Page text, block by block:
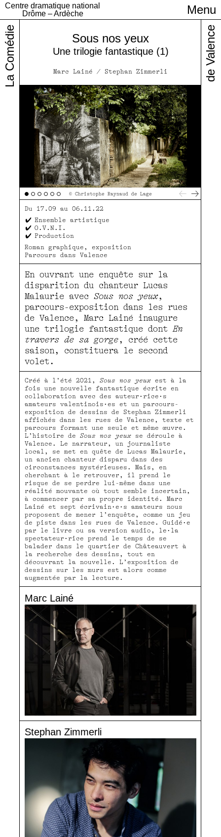
Centre dramatique national
Drôme – Ardèche
Menu
Infos pratiques
Sous nos yeux
Une trilogie fantastique (1)
Marc Lainé / Stephan Zimmerli
© Christophe Raynaud de Lage
Du 17.09 au 06.11.22
Ensemble artistique
O.V.N.I.
Production
Roman graphique, exposition
Parcours dans Valence
En ouvrant une enquête sur la
disparition du chanteur Lucas
Malaurie avec Sous nos yeux,
parcours-exposition dans les rues
de Valence, Marc Lainé inaugure
une trilogie fantastique dont En
travers de sa gorge, créé cette
saison, constituera le second
volet.
Créé à l’été 2021, Sous nos yeux est à la
fois une nouvelle fantastique écrite en
collaboration avec des auteur·rice·s
amateurs valentinois·es et un parcours-
exposition de dessins de Stephan Zimmerli
affichés dans les rues de Valence, texte et
parcours formant une seule et même œuvre.
L’histoire de Sous nos yeux se déroule à
Valence. Le narrateur, un journaliste
local, se met en quête de Lucas Malaurie,
un ancien chanteur disparu dans des
circonstances mystérieuses. Mais, en
cherchant à le retrouver, il prend le
risque de se perdre lui-même dans une
réalité mouvante où tout semble incertain,
à commencer par sa propre identité. Marc
Lainé et sept écrivain·e·s amateurs nous
proposent de mener l’enquête, comme un jeu
de piste dans les rues de Valence. Guidé·e
par le livre ou sa version audio, le·la
spectateur·rice prend le temps de se
balader dans le quartier de Châteauvert à
la recherche des dessins, tout en
découvrant la nouvelle. L’exposition de
dessins sur les murs est alors comme
augmentée par la lecture.
Marc Lainé
Stephan Zimmerli
La Comédie de Valence